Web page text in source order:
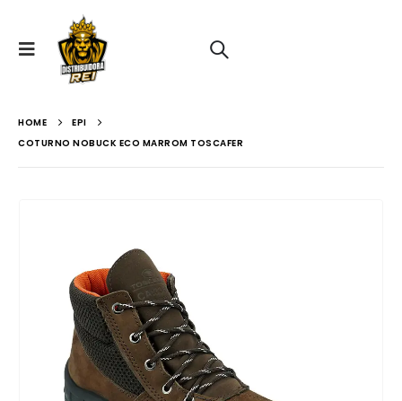
HOME
EPI
COTURNO NOBUCK ECO MARROM TOSCAFER